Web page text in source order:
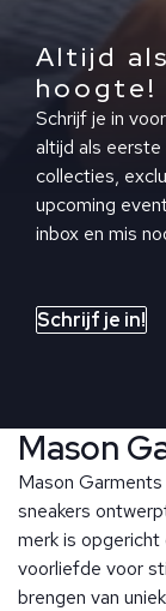
Altijd
hoogte!
Schrijf je in
altijd als
collecties,
upcoming
inbox en mis
Schrijf je in!
Mason
Mason
sneakers
merk is
voorliefde voor
brengen van